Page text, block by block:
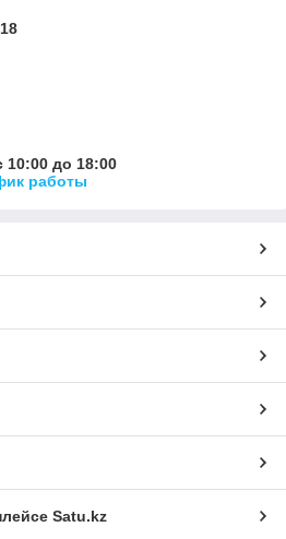
10:00 до 18:00
работы
Satu.kz